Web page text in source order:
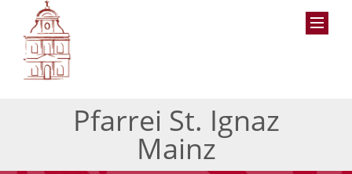
Pfarrei St. Ignaz
Mainz